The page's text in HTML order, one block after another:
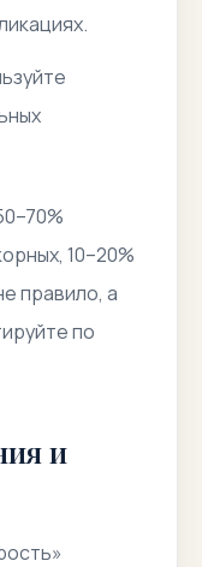
10–20%
правило, а
по
и